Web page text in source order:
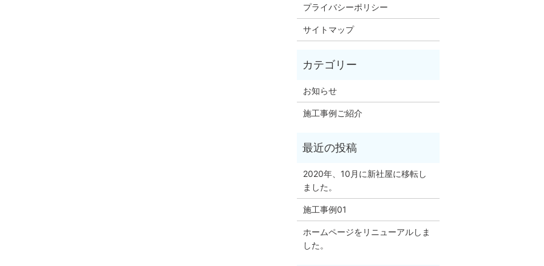
プライバシーポリシー
サイトマップ
お知らせ
施工事例ご紹介
2020年、10月に新社屋に移転し
ました。
施工事例01
ホームページをリニューアルしま
した。